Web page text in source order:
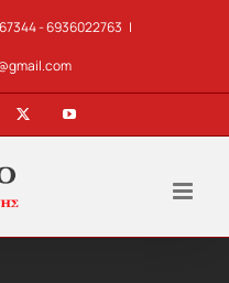
- 6936022763 |
YouTube